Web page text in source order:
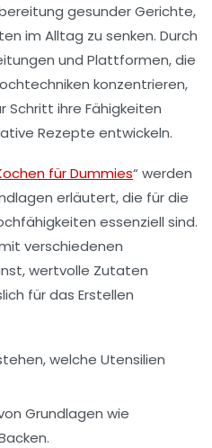
gesunder Gerichte,
im Alltag zu senken. Durch
und Plattformen, die
konzentrieren,
Schritt ihre Fähigkeiten
Rezepte entwickeln.
für Dummies“ werden
erläutert, die für die
essenziell sind.
verschiedenen
wertvolle Zutaten
für das Erstellen
welche Utensilien
Grundlagen wie